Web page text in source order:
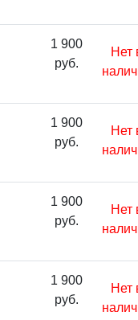
1 900
руб.
Нет
1 900
руб.
Нет
1 900
руб.
Нет
1 900
руб.
Нет